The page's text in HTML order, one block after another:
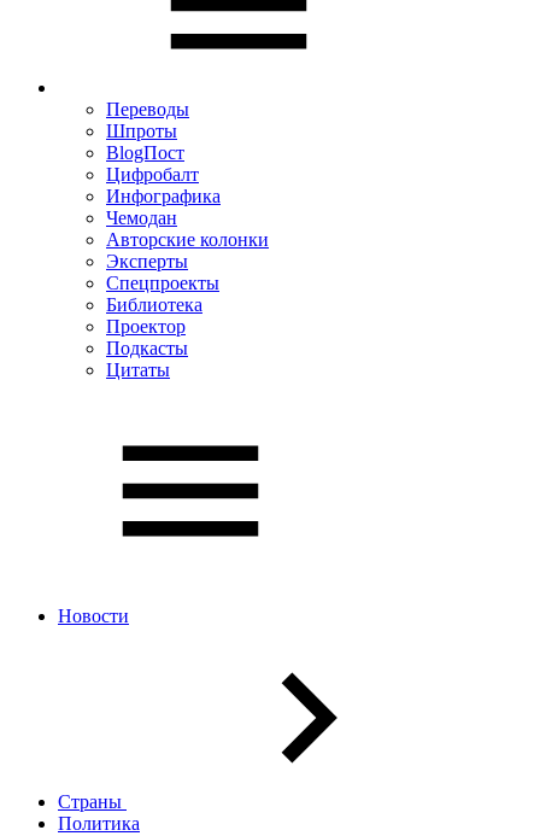
Переводы
Шпроты
BlogПост
Цифробалт
Инфографика
Чемодан
Авторские колонки
Эксперты
Спецпроекты
Библиотека
Проектор
Подкасты
Цитаты
Новости
Страны
Политика